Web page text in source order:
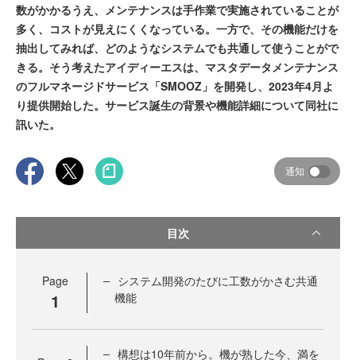
数がかかるうえ、メンテナンスは手作業で実施されていることが
多く、コストが見えにくくなっている。一方で、その機能だけを
抽出してみれば、どのようなシステムでも共通して使うことがで
きる。そう考えたアイディーエスは、マスタデータメンテナンス
のフルマネージドサービス「SMOOZ」を開発し、2023年4月よ
り提供開始した。サービス誕生の背景や機能詳細について同社に
訊いた。
通知
目次
Page
1
システム開発のたびに工数がかさむ共通
機能
構想は10年前から。機が熟した今、満を